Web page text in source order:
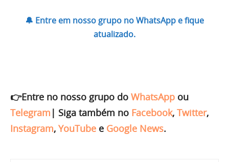
🔔 Entre em nosso grupo no WhatsApp e fique
atualizado.
👉Entre no nosso grupo do WhatsApp ou
Telegram | Siga também no Facebook, Twitter,
Instagram, YouTube e Google News.